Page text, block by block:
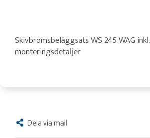
Skivbromsbeläggsats WS 245 WAG inkl.
monteringsdetaljer
Dela via mail